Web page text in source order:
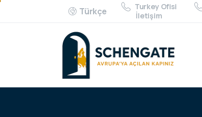
Türkçe
Turkey Ofisi
İletişim